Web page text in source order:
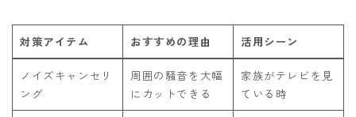
対策アイテム おすすめの理由 活用シーン
ノイズキャンセリ
ング
周囲の騒音を大幅
にカットできる
家族がテレビを見
ている時